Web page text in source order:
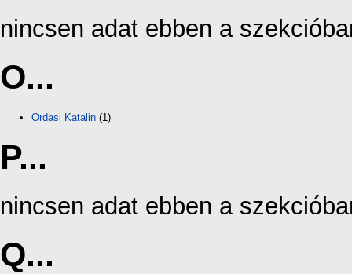
nincsen adat ebben a
O...
Ordasi Katalin (1)
P...
nincsen adat ebben a
Q...